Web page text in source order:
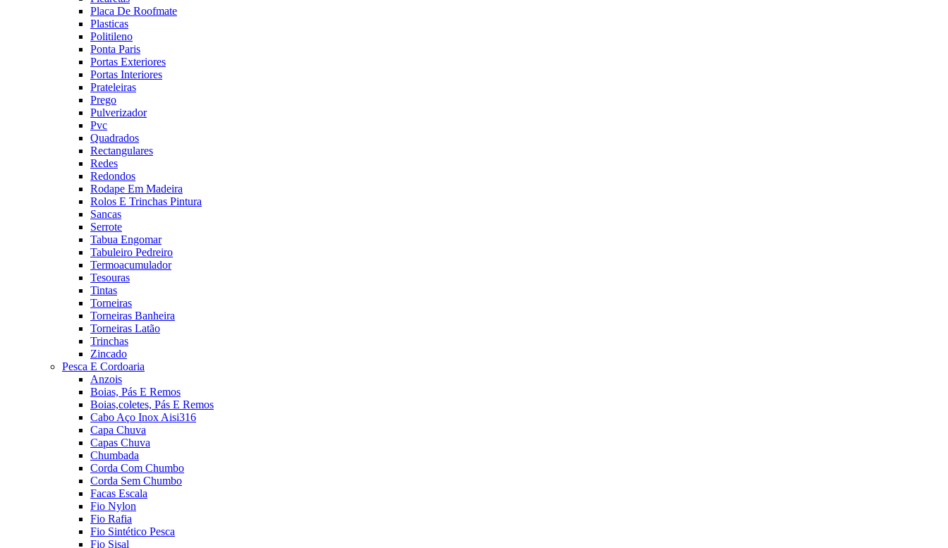
Placa De Roofmate
Plasticas
Politileno
Ponta Paris
Portas Exteriores
Portas Interiores
Prateleiras
Prego
Pulverizador
Pvc
Quadrados
Rectangulares
Redes
Redondos
Rodape Em Madeira
Rolos E Trinchas Pintura
Sancas
Serrote
Tabua Engomar
Tabuleiro Pedreiro
Termoacumulador
Tesouras
Tintas
Torneiras
Torneiras Banheira
Torneiras Latão
Trinchas
Zincado
Pesca E Cordoaria
Anzois
Boias, Pás E Remos
Boias,coletes, Pás E Remos
Cabo Aço Inox Aisi316
Capa Chuva
Capas Chuva
Chumbada
Corda Com Chumbo
Corda Sem Chumbo
Facas Escala
Fio Nylon
Fio Rafia
Fio Sintético Pesca
Fio Sisal